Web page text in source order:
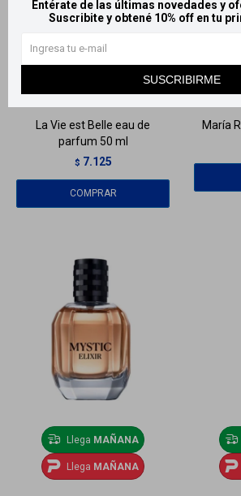
Entérate de las últimas novedades y
Suscribite y obtené 10% off en tu
SUSCRIBIRME
La Vie est Belle eau de
parfum 50 ml
$ 7.125
María
Llega MAÑANA
Llega MAÑANA